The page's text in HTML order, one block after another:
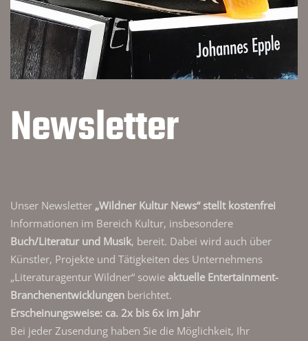
Newsletter
Unser Newsletter „Wildner Kultur News“ stellt kostenfrei
Informationen im Bereich Kultur, insbesondere
Buch/Literatur und Musik, bereit. Dabei wird auch über
Künstler, Projekte und Tätigkeiten des Unternehmens
„Literaturagentur Wildner“ sowie aktuelle Entertainment-
Branchenentwicklungen berichtet.
Erscheinungsweise: ca. 2x bis 6x im Jahr
Bei jeder Zusendung haben Sie die Möglichkeit, Ihr